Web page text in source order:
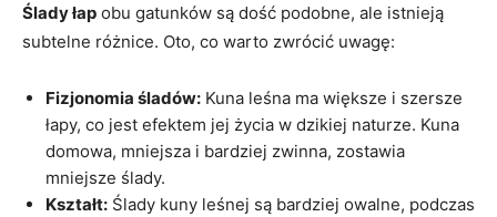
Ślady łap obu gatunków są dość podobne, ale istnieją
subtelne różnice. Oto, co warto zwrócić uwagę:
Fizjonomia śladów: Kuna leśna ma większe i szersze
łapy, co jest efektem jej życia w dzikiej naturze. Kuna
domowa, mniejsza i bardziej zwinna, zostawia
mniejsze ślady.
Kształt: Ślady kuny leśnej są bardziej owalne, podczas